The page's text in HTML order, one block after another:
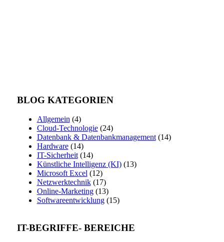
BLOG KATEGORIEN
Allgemein (4)
Cloud-Technologie(24)
Datenbank & Datenbankmanagement(14)
Hardware(14)
IT-Sicherheit(14)
Künstliche Intelligenz (KI)(13)
Microsoft Excel (12)
Netzwerktechnik(17)
Online-Marketing(13)
Softwareentwicklung(15)
IT-BEGRIFFE- BEREICHE